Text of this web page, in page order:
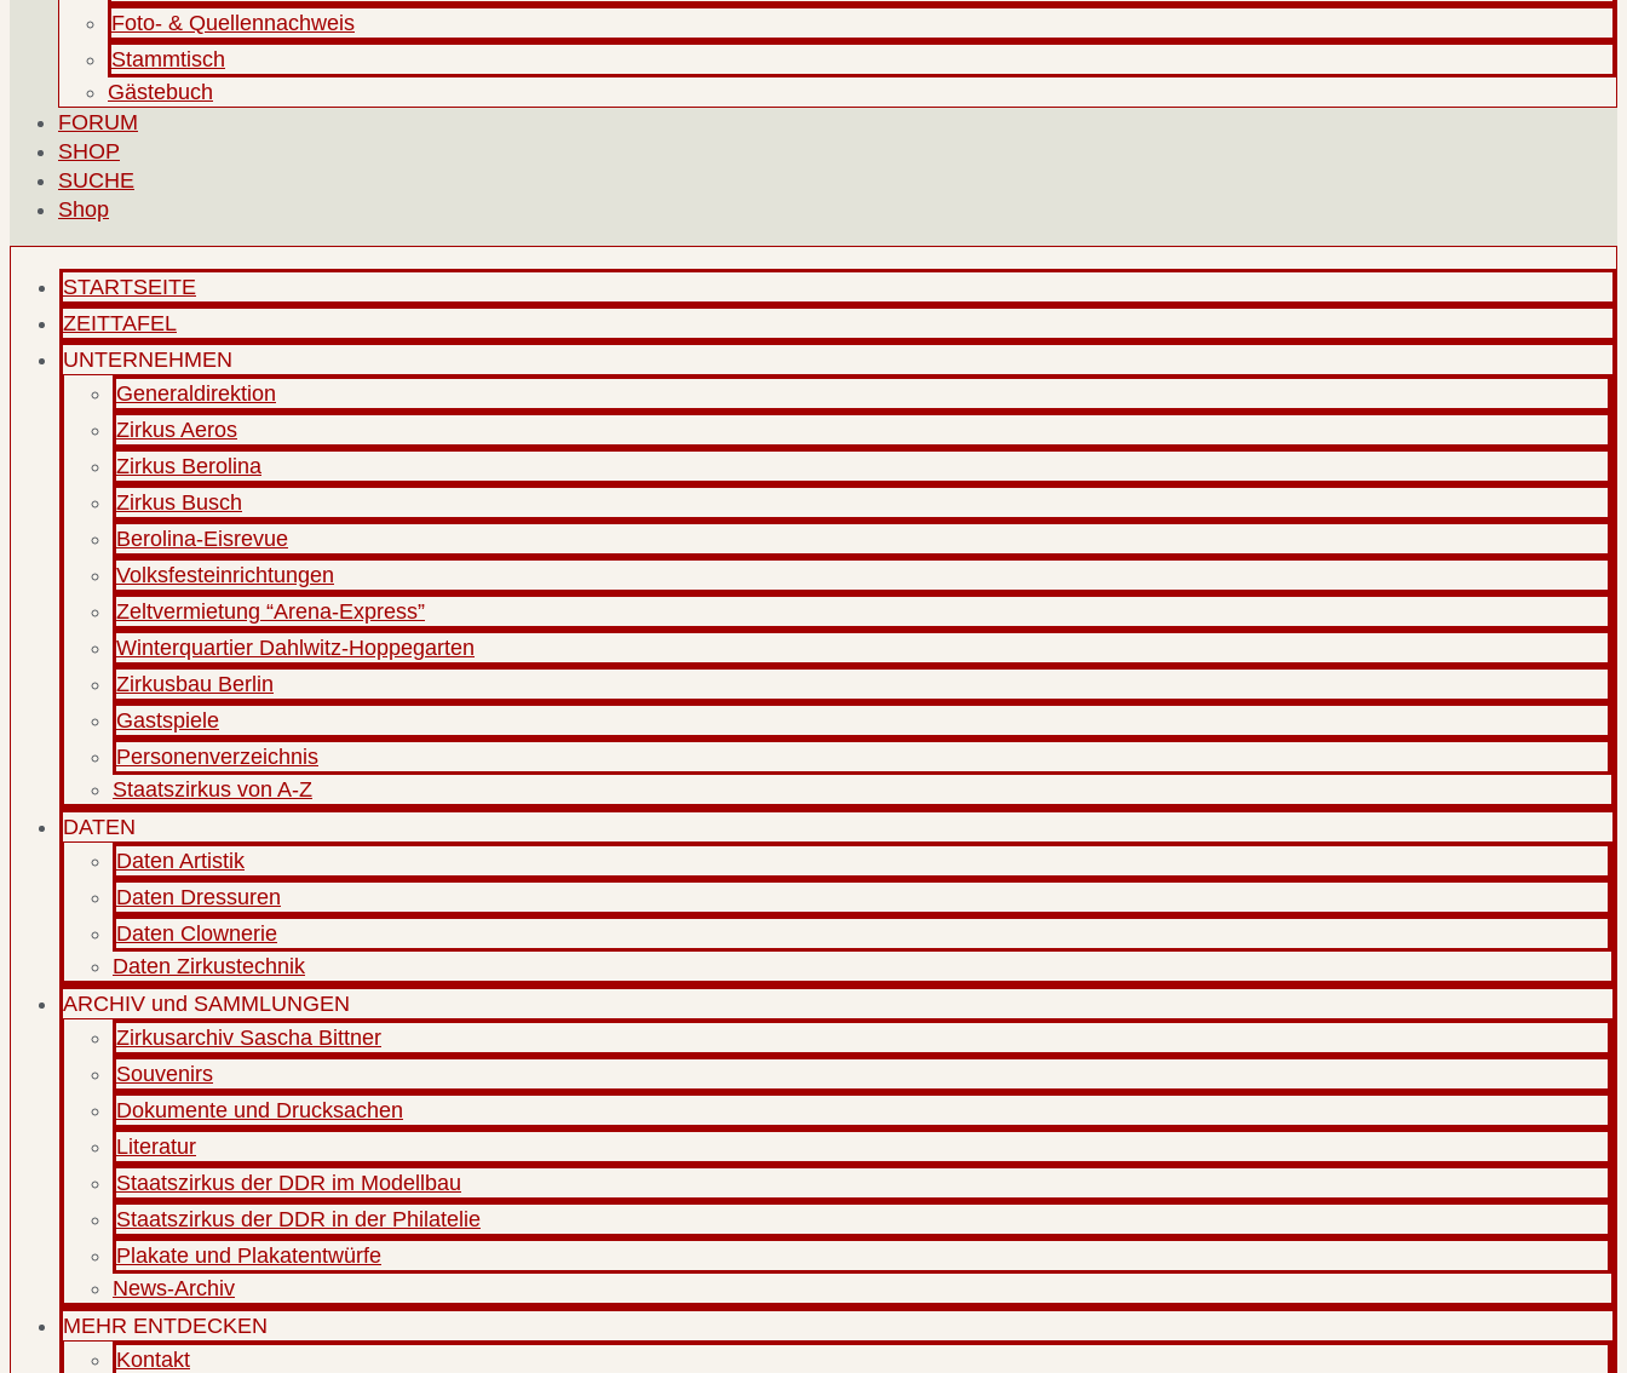
Foto- & Quellennachweis
Stammtisch
Gästebuch
FORUM
SHOP
SUCHE
Shop
STARTSEITE
ZEITTAFEL
UNTERNEHMEN
Generaldirektion
Zirkus Aeros
Zirkus Berolina
Zirkus Busch
Berolina-Eisrevue
Volksfesteinrichtungen
Zeltvermietung “Arena-Express”
Winterquartier Dahlwitz-Hoppegarten
Zirkusbau Berlin
Gastspiele
Personenverzeichnis
Staatszirkus von A-Z
DATEN
Daten Artistik
Daten Dressuren
Daten Clownerie
Daten Zirkustechnik
ARCHIV und SAMMLUNGEN
Zirkusarchiv Sascha Bittner
Souvenirs
Dokumente und Drucksachen
Literatur
Staatszirkus der DDR im Modellbau
Staatszirkus der DDR in der Philatelie
Plakate und Plakatentwürfe
News-Archiv
MEHR ENTDECKEN
Kontakt